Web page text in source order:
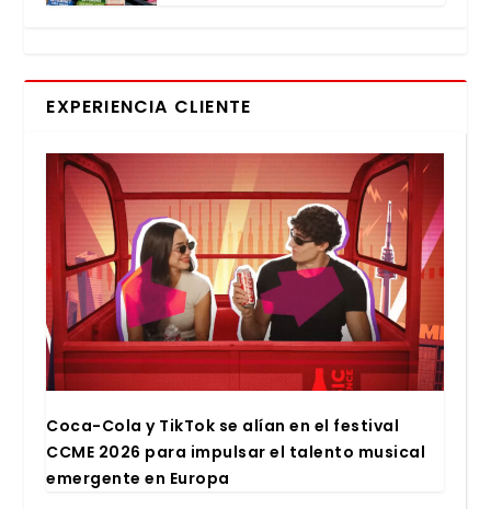
EXPERIENCIA CLIENTE
Coca-Cola y Tik­Tok se alían en el fes­ti­val
CCME 2026 para impul­sar el talen­to musi­cal
emer­gen­te en Euro­pa